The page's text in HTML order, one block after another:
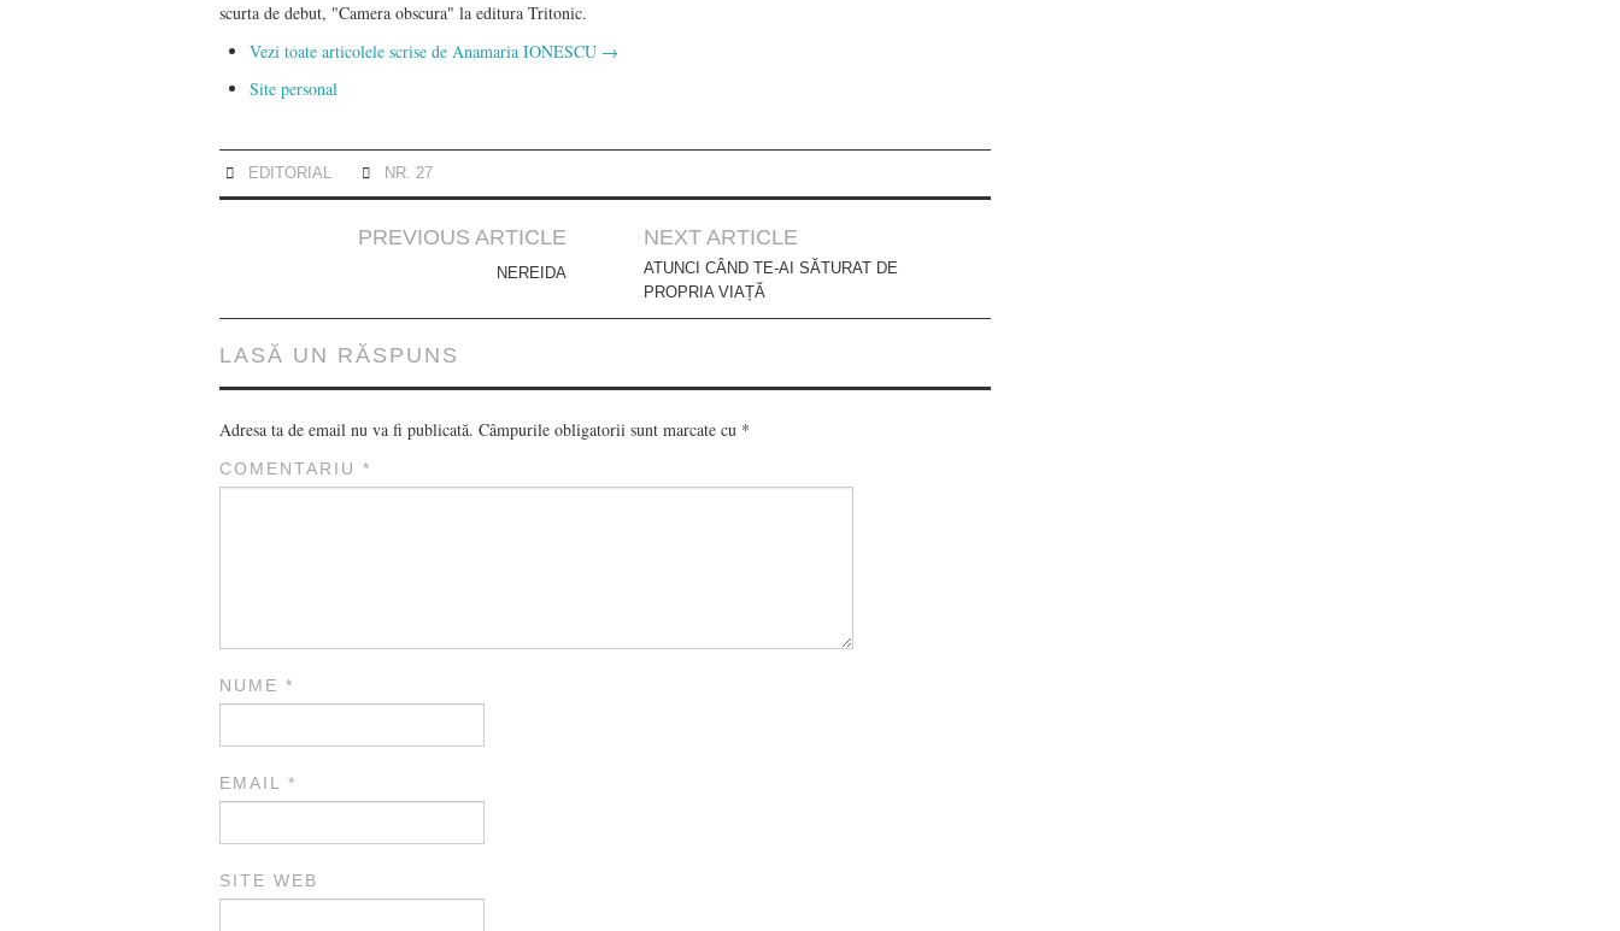
scurta de debut, "Camera obscura" la editura Tritonic.
Vezi toate articolele scrise de Anamaria IONESCU →
Site personal
EDITORIAL NR. 27
PREVIOUS ARTICLE
NEREIDA
NEXT ARTICLE
ATUNCI CÂND TE-AI SĂTURAT DE
PROPRIA VIAȚĂ
LASĂ UN RĂSPUNS
Adresa ta de email nu va fi publicată. Câmpurile obligatorii sunt marcate cu *
COMENTARIU *
NUME *
EMAIL *
SITE WEB